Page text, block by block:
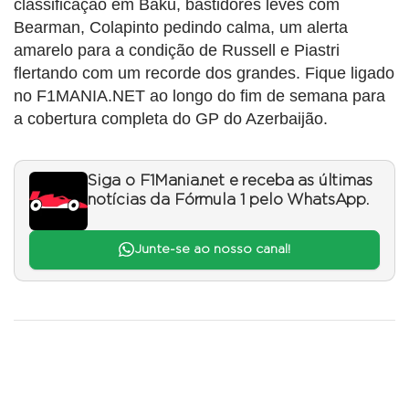
classificação em Baku, bastidores leves com
Bearman, Colapinto pedindo calma, um alerta
amarelo para a condição de Russell e Piastri
flertando com um recorde dos grandes. Fique ligado
no F1MANIA.NET ao longo do fim de semana para
a cobertura completa do GP do Azerbaijão.
Siga o F1Mania.net e receba as últimas
notícias da Fórmula 1 pelo WhatsApp.
Junte-se ao nosso canal!